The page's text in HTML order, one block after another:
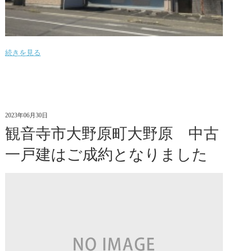
続きを見る
2023年06月30日
観音寺市大野原町大野原 中古
一戸建はご成約となりました